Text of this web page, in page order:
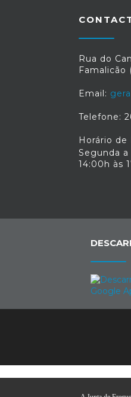
Rua do
Famalicão
Email:
Telefone:
Horário
Segunda
14:00h às